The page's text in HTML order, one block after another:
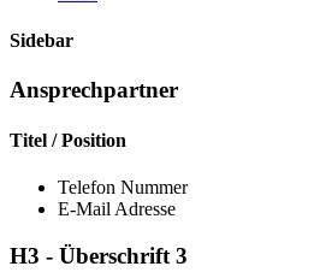
Sidebar
Ansprechpartner
Titel / Position
Telefon Nummer
E-Mail Adresse
H3 - Überschrift 3